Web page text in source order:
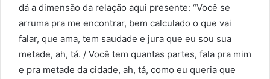
dá a dimensão da relação aqui presente: “Você se
arruma pra me encontrar, bem calculado o que vai
falar, que ama, tem saudade e jura que eu sou sua
metade, ah, tá. / Você tem quantas partes, fala pra mim
e pra metade da cidade, ah, tá, como eu queria que